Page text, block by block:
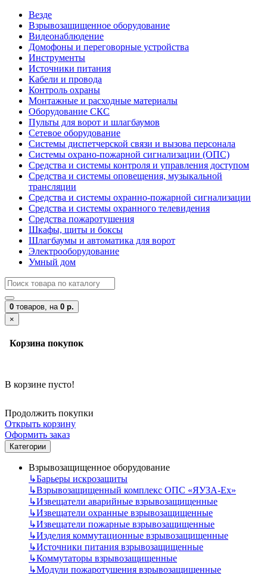
Везде
Взрывозащищенное оборудование
Видеонаблюдение
Домофоны и переговорные устройства
Инструменты
Источники питания
Кабели и провода
Контроль охраны
Монтажные и расходные материалы
Оборудование СКС
Пульты для ворот и шлагбаумов
Сетевое оборудование
Системы диспетчерской связи и вызова персонала
Системы охрано-пожарной сигнализации (ОПС)
Средства и системы контроля и управления доступом
Средства и системы оповещения, музыкальной
трансляции
Средства и системы охранно-пожарной сигнализации
Средства и системы охранного телевидения
Средства пожаротушения
Шкафы, щиты и боксы
Шлагбаумы и автоматика для ворот
Электрооборудование
Умный дом
0 товаров, на 0 р.
×
Корзина покупок
В корзине пусто!
Продолжить покупки
Открыть корзину
Оформить заказ
Категории
Взрывозащищенное оборудование
↳Барьеры искрозащиты
↳Взрывозащищенный комплекс ОПС «ЯУЗА-Ех»
↳Извещатели аварийные взрывозащищенные
↳Извещатели охранные взрывозащищенные
↳Извещатели пожарные взрывозащищенные
↳Изделия коммутационные взрывозащищенные
↳Источники питания взрывозащищенные
↳Коммутаторы взрывозащищенные
↳Модули пожаротушения взрывозащищенные